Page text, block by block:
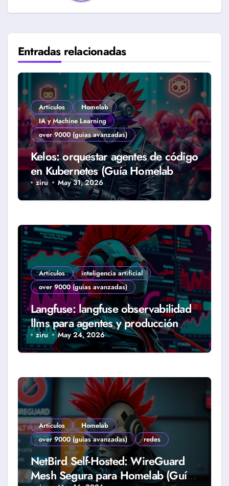
Entradas relacionadas
Artículos
Homelab
IA y Machine Learning
over 9000 (guias avanzadas)
Kelos: orquestar agentes de código
en Kubernetes (Guía Homelab
2026)
ziru May 31, 2026
Artículos
inteligencia artificial
over 9000 (guias avanzadas)
Langfuse: langfuse observabilidad
llms para agentes y producción
real (Guía 2026)
ziru May 24, 2026
Artículos
Homelab
over 9000 (guias avanzadas)
redes
NetBird Self-Hosted: WireGuard
Mesh Segura para Homelab (Guía